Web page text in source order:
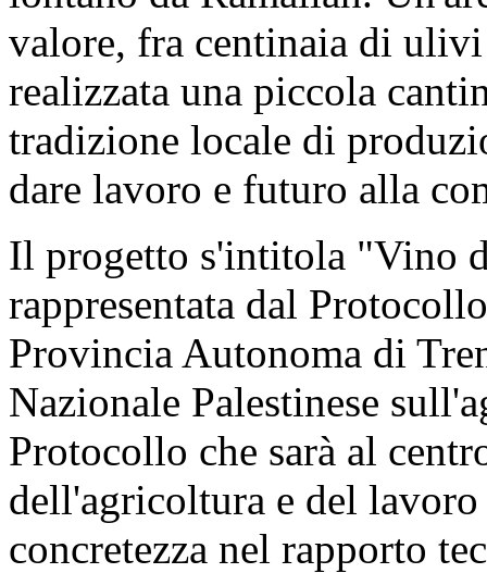
valore, fra centinaia di
realizzata una piccola
tradizione locale di
dare lavoro e futuro alla
Il progetto s'intitola "Vino
rappresentata dal
Provincia Autonoma di
Nazionale Palestinese
Protocollo che sarà al
dell'agricoltura e del
concretezza nel rapporto